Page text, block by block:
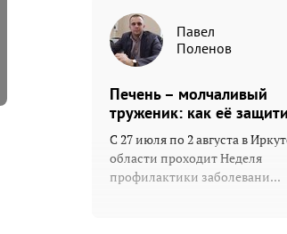
Павел
Поленов
Печень – молчаливый
труженик: как её
С 27 июля по 2 августа в
области проходит Неделя
профилактики заболевани...